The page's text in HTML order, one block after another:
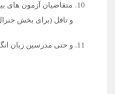
متقاضیان آزمون های
و تافل (برای بخش
و حتی مدرسین زبان